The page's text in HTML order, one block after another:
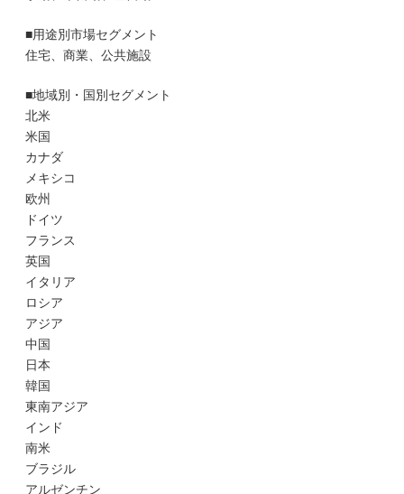
■用途別市場セグメント
住宅、商業、公共施設
■地域別・国別セグメント
北米
米国
カナダ
メキシコ
欧州
ドイツ
フランス
英国
イタリア
ロシア
アジア
中国
日本
韓国
東南アジア
インド
南米
ブラジル
アルゼンチン